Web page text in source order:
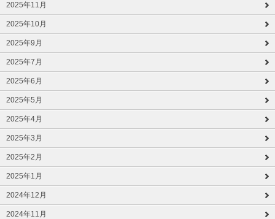
2025年11月
2025年10月
2025年9月
2025年7月
2025年6月
2025年5月
2025年4月
2025年3月
2025年2月
2025年1月
2024年12月
2024年11月